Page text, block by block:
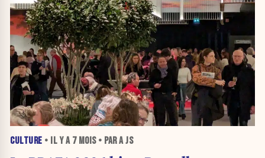
CULTURE • IL Y A 7 MOIS• PAR A JS